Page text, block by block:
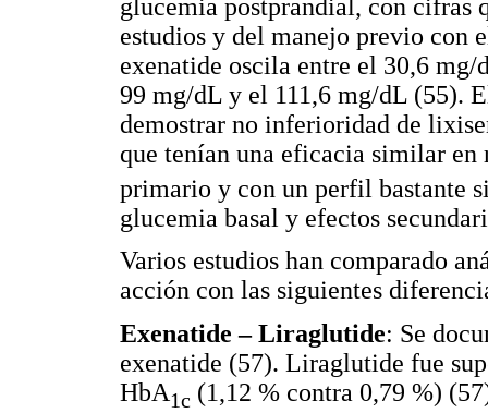
glucemia postprandial, con cifras
estudios y del manejo previo con
exenatide oscila entre el 30,6
99 mg/dL y el 111,6 mg/dL (55).
demostrar no inferioridad de
que tenían una eficacia similar en
primario y con un perfil bastante
glucemia basal y efectos
Varios estudios han comparado
acción con las siguientes
Exenatide – Liraglutide: Se
exenatide (57). Liraglutide fue
HbA1c (1,12 % contra 0,79 %)